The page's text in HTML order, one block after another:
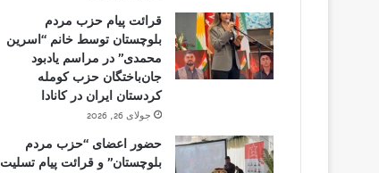
قرائت پیام حزب مردم
بلوچستان توسط خانم “اسرین
محمدی” در مراسم یادبود
جان‌باختگان حزب کومله
کردستان ایران در کانادا
جولای 26, 2026
حضور اعضای “حزب مردم
بلوچستان” و قرائت پیام تسلیت